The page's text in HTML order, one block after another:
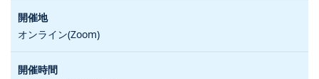
オンライン(Zoom)